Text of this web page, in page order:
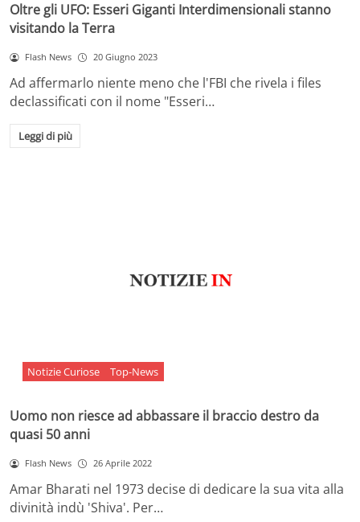
Oltre gli UFO: Esseri Giganti Interdimensionali stanno
visitando la Terra
Flash News 20 Giugno 2023
Ad affermarlo niente meno che l'FBI che rivela i files
declassificati con il nome "Esseri…
Leggi di più
Notizie Curiose Top-News
Uomo non riesce ad abbassare il braccio destro da
quasi 50 anni
Flash News 26 Aprile 2022
Amar Bharati nel 1973 decise di dedicare la sua vita alla
divinità indù 'Shiva'. Per…